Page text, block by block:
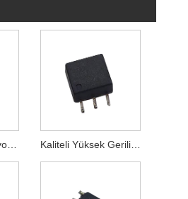
Tek Kanallı İzolasyon Trafosu Kaliteli Yüksek Gerilim İzolasyon Trafosu